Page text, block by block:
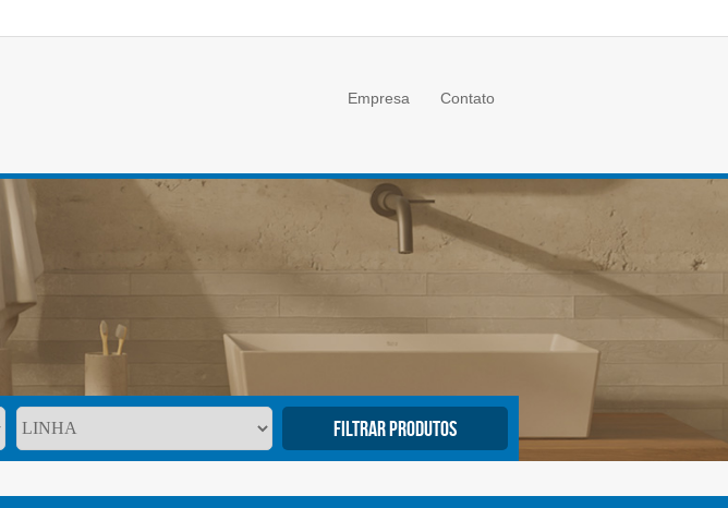
Empresa Contato